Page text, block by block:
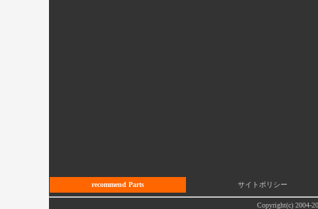
recommend Parts サイトポリシー
Copyright(c) 2004-